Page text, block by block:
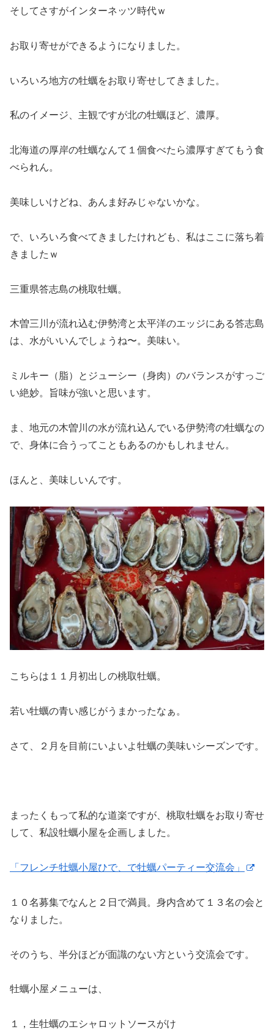
そしてさすがインターネッツ時代ｗ
お取り寄せができるようになりました。
いろいろ地方の牡蠣をお取り寄せしてきました。
私のイメージ、主観ですが北の牡蠣ほど、濃厚。
北海道の厚岸の牡蠣なんて１個食べたら濃厚すぎてもう食
べられん。
美味しいけどね、あんま好みじゃないかな。
で、いろいろ食べてきましたけれども、私はここに落ち着
きましたｗ
三重県答志島の桃取牡蠣。
木曽三川が流れ込む伊勢湾と太平洋のエッジにある答志島
は、水がいいんでしょうね〜。美味い。
ミルキー（脂）とジューシー（身肉）のバランスがすっご
い絶妙。旨味が強いと思います。
ま、地元の木曽川の水が流れ込んでいる伊勢湾の牡蠣なの
で、身体に合うってこともあるのかもしれません。
ほんと、美味しいんです。
こちらは１１月初出しの桃取牡蠣。
若い牡蠣の青い感じがうまかったなぁ。
さて、２月を目前にいよいよ牡蠣の美味いシーズンです。
まったくもって私的な道楽ですが、桃取牡蠣をお取り寄せ
して、私設牡蠣小屋を企画しました。
「フレンチ牡蠣小屋ひで、で牡蠣パーティー交流会」
１０名募集でなんと２日で満員。身内含めて１３名の会と
なりました。
そのうち、半分ほどが面識のない方という交流会です。
牡蠣小屋メニューは、
１，生牡蠣のエシャロットソースがけ